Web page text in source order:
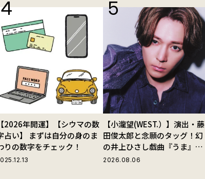
【2026年開運】【シウマの数
占い】 まずは自分の身のま
りの数字をチェック！
【小瀧望(WEST.）】演出・藤
田俊太郎と念願のタッグ！幻
の井上ひさし戯曲『うま』で
演じる“爽快な悪人”の魅力と
2026.08.06